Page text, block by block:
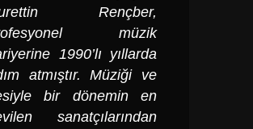
Rençber,
müzik
1990’lı yıllarda
atmıştır. Müziği ve
bir dönemin en
sanatçılarından